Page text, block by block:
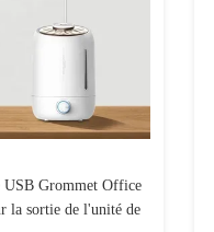
Grommet Office
la sortie de l'unité de